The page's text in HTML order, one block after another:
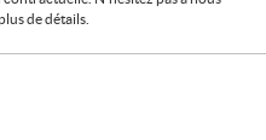
de détails.